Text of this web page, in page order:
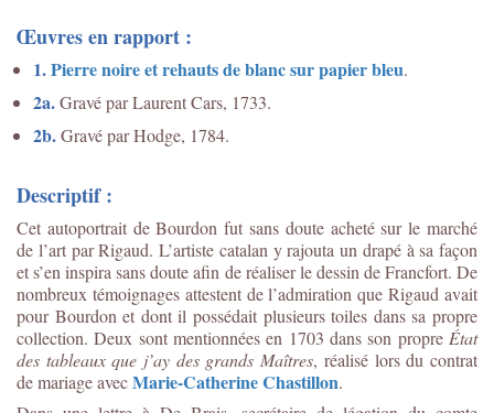
Œuvres en rapport :
1.Pierre noire et rehauts de blanc sur papier bleu.
2a.Gravé par Laurent Cars, 1733.
2b.Gravé parHodge, 1784.
Descriptif :
Cet autoportrait de Bourdon fut sans doute acheté sur le marché
de l’art par Rigaud. L’artiste catalan y rajouta un drapé à sa façon
et s’en inspira sans doute afin de réaliser le dessin de Francfort. De
nombreux témoignages attestent de l’admiration que Rigaud avait
pour Bourdon et dont il possédait plusieurs toiles dans sa propre
collection. Deux sont mentionnées en 1703 dans son propre État
des tableaux que j’ay des grands Maîtres, réalisé lors du contrat
de mariage avecMarie-Catherine Chastillon.